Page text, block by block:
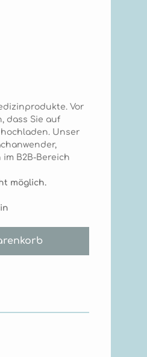
Vor
dass Sie auf
Unser
B2B-Bereich
möglich.